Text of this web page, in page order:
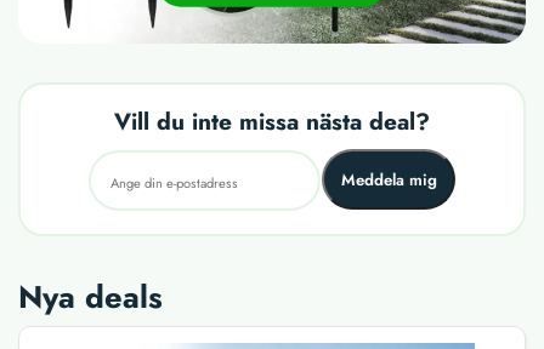
Vill du inte missa nästa deal?
Meddela mig
Nya deals